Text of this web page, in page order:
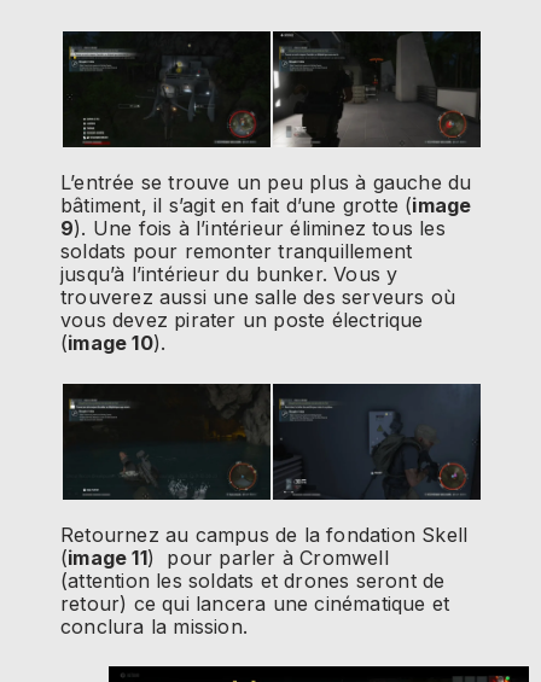
L’entrée se trouve un peu plus à gauche du
bâtiment, il s’agit en fait d’une grotte (image
9). Une fois à l’intérieur éliminez tous les
soldats pour remonter tranquillement
jusqu’à l’intérieur du bunker. Vous y
trouverez aussi une salle des serveurs où
vous devez pirater un poste électrique
(image 10).
Retournez au campus de la fondation Skell
(image 11) pour parler à Cromwell
(attention les soldats et drones seront de
retour) ce qui lancera une cinématique et
conclura la mission.